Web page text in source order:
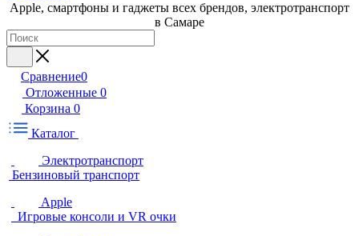
Apple, cмартфоны и гаджеты всех брендов, электротранспорт
в Самаре
Сравнение0
Отложенные 0
Корзина 0
Каталог
Электротранспорт
Бензиновый транспорт
Apple
Игровые консоли и VR очки